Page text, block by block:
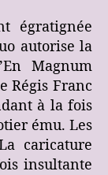
égratignée
autorise la
Magnum
Régis Franc
à la fois
ému. Les
caricature
insultante